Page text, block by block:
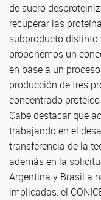
de suero
recuperar las
subproducto distinto
proponemos un
en base a un
producción de tres
concentrado
Cabe destacar que
trabajando en el
transferencia de la
además en la
Argentina y Brasil a
implicadas: el